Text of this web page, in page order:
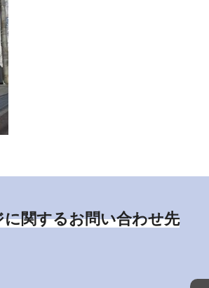
関するお問い合わせ先